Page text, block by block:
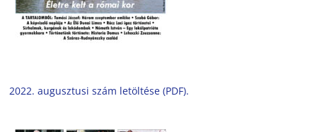
2022. augusztusi szám letöltése (PDF).